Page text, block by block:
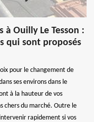
à Ouilly Le Tesson :
qui sont proposés
pour le changement de
ses environs dans le
à la hauteur de vos
chers du marché. Outre le
rapidement si vos